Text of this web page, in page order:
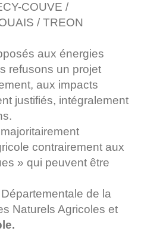
COUVE /
/ TREON
aux énergies
refusons un projet
aux impacts
justifiés, intégralement
contrairement aux
» qui peuvent être
de la
Naturels Agricoles et